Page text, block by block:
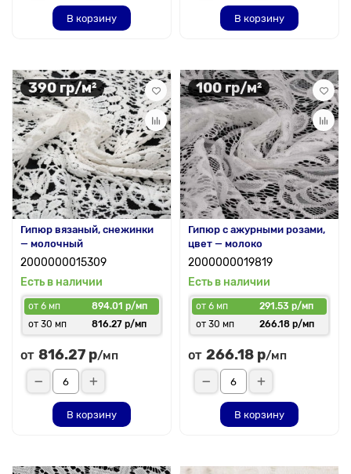
В корзину В корзину
390 гр/м²
Гипюр вязаный, снежинки
— молочный
2000000015309
Есть в наличии
от 6 мп
894.01 р/мп
от 30 мп
816.27 р/мп
от 816.27 р/мп
В корзину
100 гр/м²
Гипюр с ажурными розами,
цвет — молоко
2000000019819
Есть в наличии
от 6 мп
291.53 р/мп
от 30 мп
266.18 р/мп
от 266.18 р/мп
В корзину